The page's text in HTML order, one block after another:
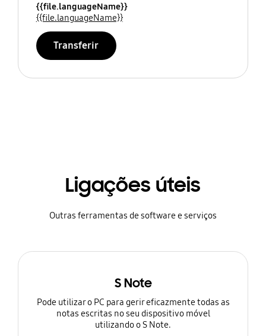
{{file.languageName}}
{{file.languageName}}
Transferir
Ligações úteis
Outras ferramentas de software e serviços
S Note
Pode utilizar o PC para gerir eficazmente todas as
notas escritas no seu dispositivo móvel
utilizando o S Note.